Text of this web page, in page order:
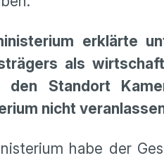
erklärte
als
den Standort
nicht
habe der